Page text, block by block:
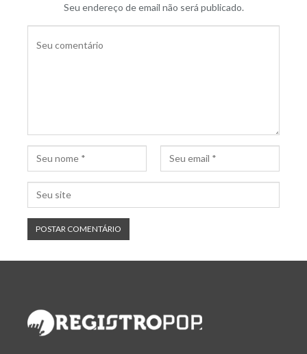
Seu endereço de email não será publicado.